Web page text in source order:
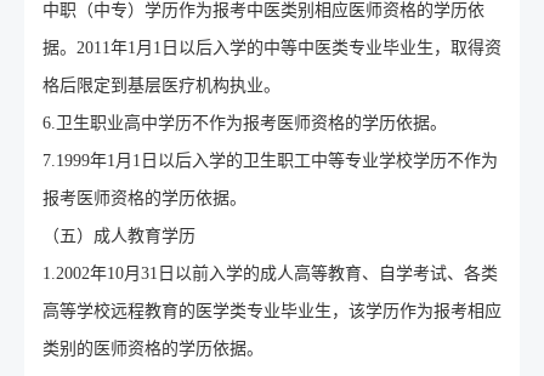
中职（中专）学历作为报考中医类别相应医师资格的学历依
据。2011年1月1日以后入学的中等中医类专业毕业生，取得资
格后限定到基层医疗机构执业。
6.卫生职业高中学历不作为报考医师资格的学历依据。
7.1999年1月1日以后入学的卫生职工中等专业学校学历不作为
报考医师资格的学历依据。
（五）成人教育学历
1.2002年10月31日以前入学的成人高等教育、自学考试、各类
高等学校远程教育的医学类专业毕业生，该学历作为报考相应
类别的医师资格的学历依据。